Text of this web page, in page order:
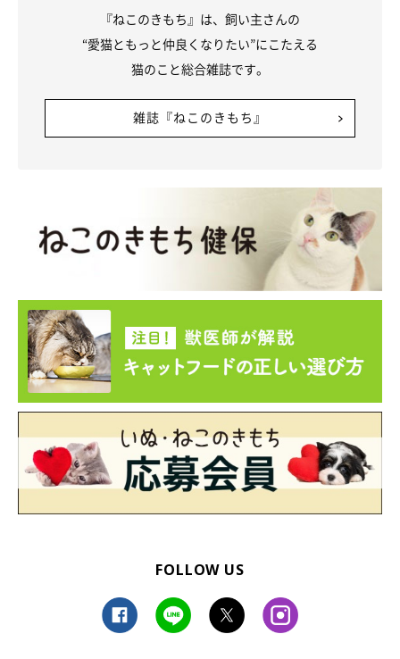
館」館長 日本動物科学研究所所長）
参考／「ねこのきもち」2019年4月号『どうしてするの？どんな
気持ち？We Love ニャンポーズ』
文／こさきはな
※写真はスマホアプリ「いぬ・ねこのきもち」で投稿されたもの
『ねこのきもち』は、飼い主さんの
“愛猫ともっと仲良くなりたい”にこたえる
猫のこと総合雑誌です。
雑誌『ねこのきもち』
FOLLOW US